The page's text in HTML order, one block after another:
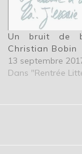
Un bruit de
Christian Bobin
13 septembre
Dans "Rentrée